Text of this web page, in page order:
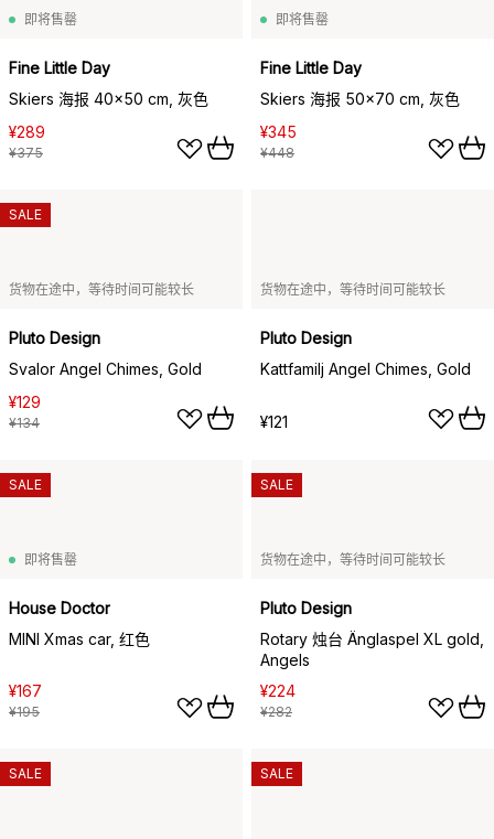
即将售罄
Fine Little Day
Skiers 海报 40x50 cm, 灰色
¥289
¥375
即将售罄
Fine Little Day
Skiers 海报 50x70 cm, 灰色
¥345
¥448
货物在途中，等待时间可能较长
Pluto Design
Svalor Angel Chimes, Gold
¥129
¥134
SALE
货物在途中，等待时间可能较长
Pluto Design
Kattfamilj Angel Chimes, Gold
¥121
即将售罄
House Doctor
MINI Xmas car, 红色
¥167
¥195
SALE
货物在途中，等待时间可能较长
Pluto Design
Rotary 烛台 Änglaspel XL gold,
Angels
¥224
¥282
SALE
SALE SALE